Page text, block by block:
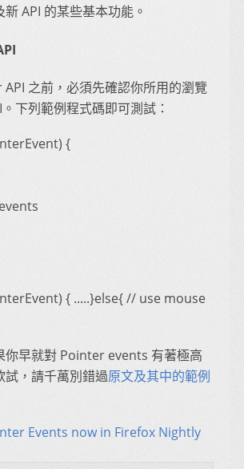
API 的某些基本功能。
之前，必須先確認你所用的瀏覽
下列範例程式碼即可測試：
{
{ .....}else{ // use mouse
你早就對 Pointer events 有著極高
試，請千萬別錯過原文及其中的範例
Events now in Firefox Nightly